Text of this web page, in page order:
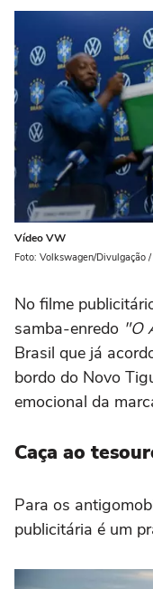
Vídeo VW
Foto: Volkswagen/Divulgação /
No filme
samba-enredo "O
Brasil que já
bordo do Novo
emocional da
Caça ao
Para os
publicitária é um